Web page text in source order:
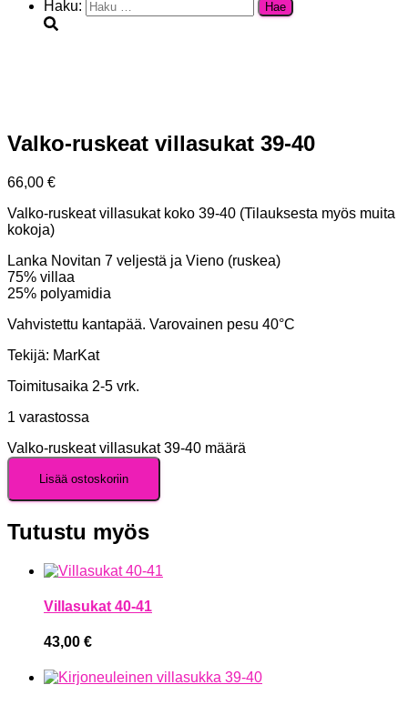
Haku:
Valko-ruskeat villasukat 39-40
66,00 €
Valko-ruskeat villasukat koko 39-40 (Tilauksesta myös muita
kokoja)
Lanka Novitan 7 veljestä ja Vieno (ruskea)
75% villaa
25% polyamidia
Vahvistettu kantapää. Varovainen pesu 40°C
Tekijä: MarKat
Toimitusaika 2-5 vrk.
1 varastossa
Valko-ruskeat villasukat 39-40 määrä
Lisää ostoskoriin
Tutustu myös
Villasukat 40-41
43,00 €